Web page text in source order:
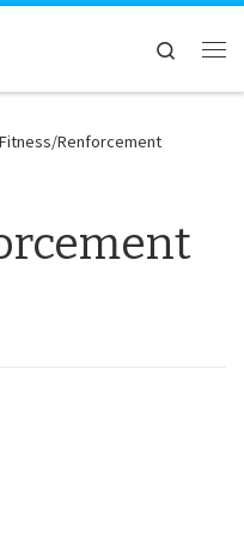
Search
Fitness/Renforcement